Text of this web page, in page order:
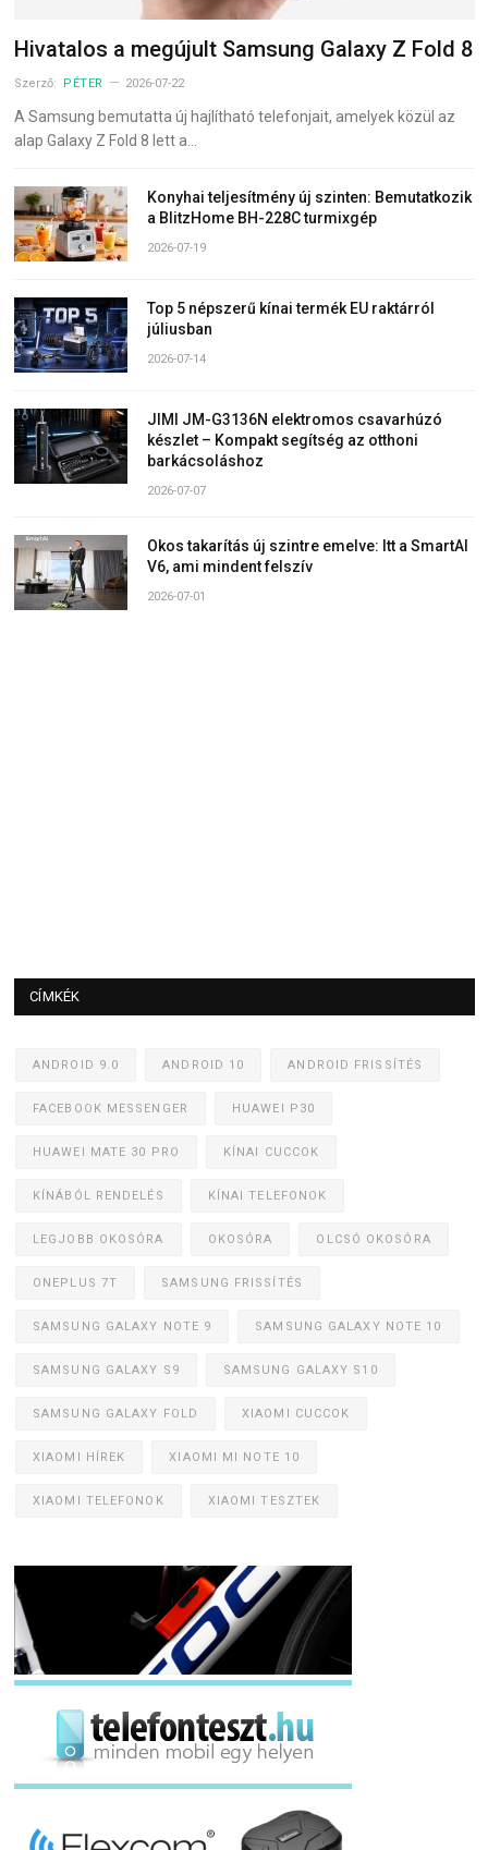
Hivatalos a megújult Samsung Galaxy Z Fold 8
Szerző: PÉTER 2026-07-22
A Samsung bemutatta új hajlítható telefonjait, amelyek közül az
alap Galaxy Z Fold 8 lett a…
Konyhai teljesítmény új szinten: Bemutatkozik
a BlitzHome BH-228C turmixgép
2026-07-19
Top 5 népszerű kínai termék EU raktárról
júliusban
2026-07-14
JIMI JM-G3136N elektromos csavarhúzó
készlet – Kompakt segítség az otthoni
barkácsoláshoz
2026-07-07
Okos takarítás új szintre emelve: Itt a SmartAI
V6, ami mindent felszív
2026-07-01
CÍMKÉK
ANDROID 9.0 ANDROID 10 ANDROID FRISSÍTÉS
FACEBOOK MESSENGER HUAWEI P30
HUAWEI MATE 30 PRO KÍNAI CUCCOK
KÍNÁBÓL RENDELÉS KÍNAI TELEFONOK
LEGJOBB OKOSÓRA OKOSÓRA OLCSÓ OKOSÓRA
ONEPLUS 7T SAMSUNG FRISSÍTÉS
SAMSUNG GALAXY NOTE 9 SAMSUNG GALAXY NOTE 10
SAMSUNG GALAXY S9 SAMSUNG GALAXY S10
SAMSUNG GALAXY FOLD XIAOMI CUCCOK
XIAOMI HÍREK XIAOMI MI NOTE 10
XIAOMI TELEFONOK XIAOMI TESZTEK